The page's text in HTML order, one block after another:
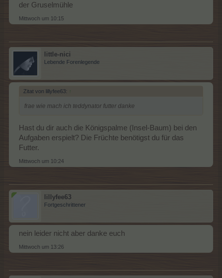
der Gruselmühle
Mittwoch um 10:15
little-nici
Lebende Forenlegende
Zitat von lillyfee63: ↑
frae wie mach ich teddynator futter danke
Hast du dir auch die Königspalme (Insel-Baum) bei den
Aufgaben erspielt? Die Früchte benötigst du für das
Futter.
Mittwoch um 10:24
lillyfee63
Fortgeschrittener
nein leider nicht aber danke euch
Mittwoch um 13:26